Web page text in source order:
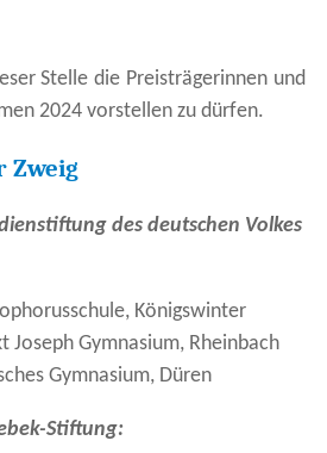
Stelle die Preisträgerinnen und
2024 vorstellen zu dürfen.
Zweig
des deutschen Volkes
Königswinter
Joseph Gymnasium, Rheinbach
Gymnasium, Düren
Stiftung: